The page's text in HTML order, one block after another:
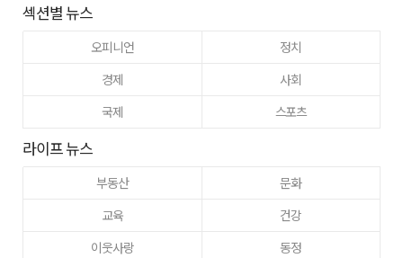
섹션별 뉴스
오피니언
정치
경제
사회
국제
스포츠
라이프 뉴스
부동산
문화
교육
건강
이웃사랑
동정